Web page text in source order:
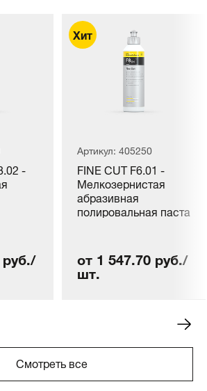
-
Артикул: 405250
FINE CUT F6.01 -
Мелкозернистая
абразивная
полировальная паста
от 1 547.70 руб./
шт.
Смотреть все